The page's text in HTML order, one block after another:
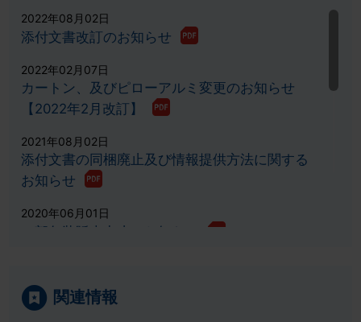
2022年08月02日
添付文書改訂のお知らせ
2022年02月07日
カートン、及びピローアルミ変更のお知らせ
【2022年2月改訂】
2021年08月02日
添付文書の同梱廃止及び情報提供方法に関する
お知らせ
2020年06月01日
一部包装販売中止のお知らせ
PTPシート及びカートン仕様等変更対応一覧
関連情報